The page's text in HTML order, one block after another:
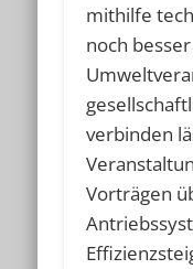
mithilfe
noch
verbinden
Vorträgen